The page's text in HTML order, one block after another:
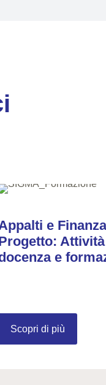
e
e
Scopri di più